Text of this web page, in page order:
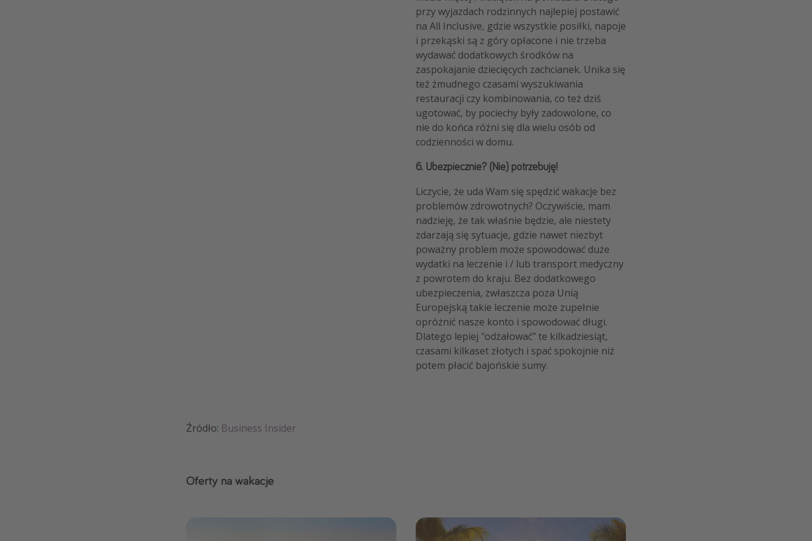
przy wyjazdach rodzinnych najlepiej postawić
na All Inclusive, gdzie wszystkie posiłki, napoje
i przekąski są z góry opłacone i nie trzeba
wydawać dodatkowych środków na
zaspokajanie dziecięcych zachcianek. Unika się
też żmudnego czasami wyszukiwania
restauracji czy kombinowania, co też dziś
ugotować, by pociechy były zadowolone, co
nie do końca różni się dla wielu osób od
codzienności w domu.
6. Ubezpiecznie? (Nie) potrzebuję!
Liczycie, że uda Wam się spędzić wakacje bez
problemów zdrowotnych? Oczywiście, mam
nadzieję, że tak właśnie będzie, ale niestety
zdarzają się sytuacje, gdzie nawet niezbyt
poważny problem może spowodować duże
wydatki na leczenie i / lub transport medyczny
z powrotem do kraju. Bez dodatkowego
ubezpieczenia, zwłaszcza poza Unią
Europejską takie leczenie może zupełnie
opróżnić nasze konto i spowodować długi.
Dlatego lepiej "odżałować" te kilkadziesiąt,
czasami kilkaset złotych i spać spokojnie niż
potem płacić bajońskie sumy.
Źródło: Business Insider
Oferty na wakacje